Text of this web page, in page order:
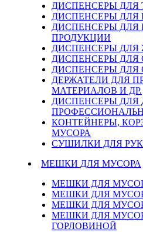
ДИСПЕНСЕРЫ ДЛЯ
ДИСПЕНСЕРЫ ДЛЯ
ДИСПЕНСЕРЫ ДЛЯ
ПРОДУКЦИИ
ДИСПЕНСЕРЫ
ДИСПЕНСЕРЫ ДЛЯ
ДИСПЕНСЕРЫ ДЛЯ
ДЕРЖАТЕЛИ ДЛЯ
МАТЕРИАЛОВ И ДР.
ДИСПЕНСЕРЫ ДЛЯ
КОНТЕЙНЕРЫ,
МУСОРА
СУШИЛКИ ДЛЯ РУК
МЕШКИ ДЛЯ МУСОРА
МЕШКИ ДЛЯ
МЕШКИ ДЛЯ
МЕШКИ ДЛЯ
МЕШКИ ДЛЯ
ГОРЛОВИНОЙ